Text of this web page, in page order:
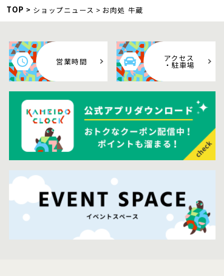
TOP ショップニュース お肉処 牛蔵
営業時間 アクセス
・駐車場